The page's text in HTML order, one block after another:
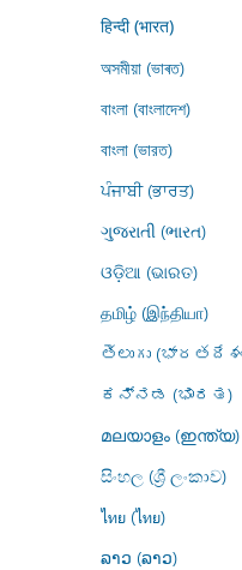
हिन्दी (भारत)
অসমীয়া (ভাৰত)
বাংলা (বাংলাদেশ)
বাংলা (ভারত)
ਪੰਜਾਬੀ (ਭਾਰਤ)
ગુજરાતી (ભારત)
ଓଡ଼ିଆ (ଭାରତ)
தமிழ் (இந்தியா)
తెలుగు
ಕನ್ನಡ (ಭಾರತ)
മലയാളം (ഇന്ത്യ)
සිංහල (ශ්‍රී ලංකාව)
ไทย (ไทย)
ລາວ (ລາວ)